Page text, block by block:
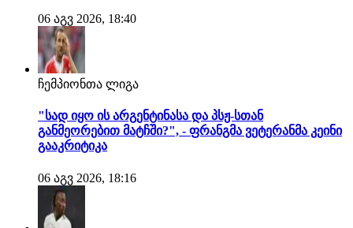
06 აგვ 2026, 18:40
ჩემპიონთა ლიგა
"სად იყო ის არგენტინასა და პსჟ-სთან
განმეორებით მატჩში?", - ფრანგმა ვეტერანმა კეინი
გააკრიტიკა
06 აგვ 2026, 18:16